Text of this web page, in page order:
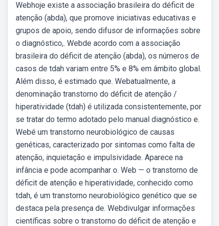
Webhoje existe a associação brasileira do déficit de
atenção (abda), que promove iniciativas educativas e
grupos de apoio, sendo difusor de informações sobre
o diagnóstico,. Webde acordo com a associação
brasileira do déficit de atenção (abda), os números de
casos de tdah variam entre 5% e 8% em âmbito global.
Além disso, é estimado que. Webatualmente, a
denominação transtorno do déficit de atenção /
hiperatividade (tdah) é utilizada consistentemente, por
se tratar do termo adotado pelo manual diagnóstico e.
Webé um transtorno neurobiológico de causas
genéticas, caracterizado por sintomas como falta de
atenção, inquietação e impulsividade. Aparece na
infância e pode acompanhar o. Web — o transtorno de
déficit de atenção e hiperatividade, conhecido como
tdah, é um transtorno neurobiológico genético que se
destaca pela presença de. Webdivulgar informações
científicas sobre o transtorno do déficit de atenção e